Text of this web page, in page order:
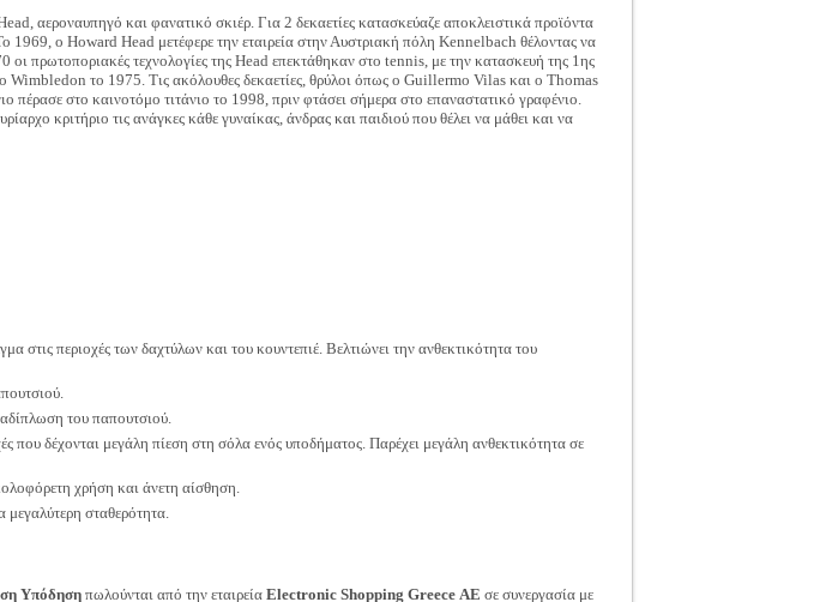
αεροναυπηγό και φανατικό σκιέρ. Για 2 δεκαετίες κατασκεύαζε αποκλειστικά προϊόντα
1969, ο Howard Head μετέφερε την εταιρεία στην Αυστριακή πόλη Kennelbach θέλοντας να
πρωτοποριακές τεχνολογίες της Head επεκτάθηκαν στο tennis, με την κατασκευή της 1ης
Wimbledon το 1975. Τις ακόλουθες δεκαετίες, θρύλοι όπως ο Guillermo Vilas και ο Thomas
πέρασε στο καινοτόμο τιτάνιο το 1998, πριν φτάσει σήμερα στο επαναστατικό γραφένιο.
κριτήριο τις ανάγκες κάθε γυναίκας, άνδρας και παιδιού που θέλει να μάθει και να
περιοχές των δαχτύλων και του κουντεπιέ. Βελτιώνει την ανθεκτικότητα του
του παπουτσιού.
που δέχονται μεγάλη πίεση στη σόλα ενός υποδήματος. Παρέχει μεγάλη ανθεκτικότητα σε
χρήση και άνετη αίσθηση.
σταθερότητα.
Υπόδηση πωλούνται από την εταιρεία Electronic Shopping Greece ΑΕ σε συνεργασία με